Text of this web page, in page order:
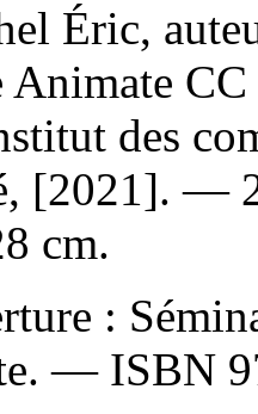
Éric,
Animate CC
des
[2021]. —
cm.
:
— ISBN